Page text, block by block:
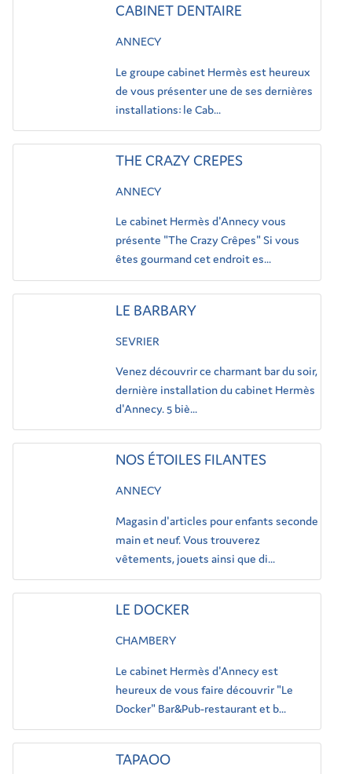
CABINET DENTAIRE
ANNECY
Le groupe cabinet Hermès est heureux
de vous présenter une de ses dernières
installations: le Cab...
THE CRAZY CREPES
ANNECY
Le cabinet Hermès d'Annecy vous
présente "The Crazy Crêpes" Si vous
êtes gourmand cet endroit es...
LE BARBARY
SEVRIER
Venez découvrir ce charmant bar du soir,
dernière installation du cabinet Hermès
d'Annecy. 5 biè...
NOS ÉTOILES FILANTES
ANNECY
Magasin d'articles pour enfants seconde
main et neuf. Vous trouverez
vêtements, jouets ainsi que di...
LE DOCKER
CHAMBERY
Le cabinet Hermès d'Annecy est
heureux de vous faire découvrir "Le
Docker" Bar&Pub-restaurant et b...
TAPAOO